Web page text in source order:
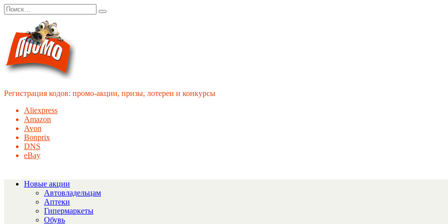
Перейти
к
содержанию
Search
for:
Регистрация кодов: промо-акции, призы, лотереи и конкурсы
Aliexpress
Amazon
Avon
Bonprix
DNS
eBay
Новые акции
Автовладельцам
Аптеки
Гипермаркеты
Обувь